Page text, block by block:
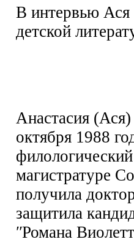
В интервью Ася
детской
Анастасия
октября 1988
магистратуре
получила
защитила
ʺРомана